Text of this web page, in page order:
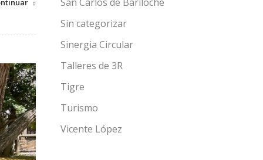
Sin categorizar
Sinergia Circular
Talleres de 3R
Tigre
Turismo
Vicente López